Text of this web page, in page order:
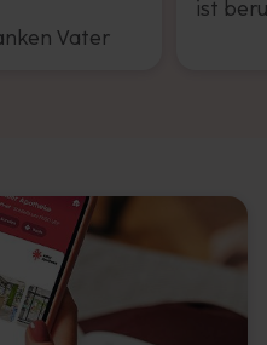
Vater
ist